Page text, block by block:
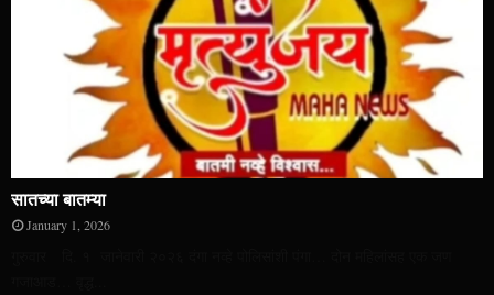
सातच्या बातम्या
January 1, 2026